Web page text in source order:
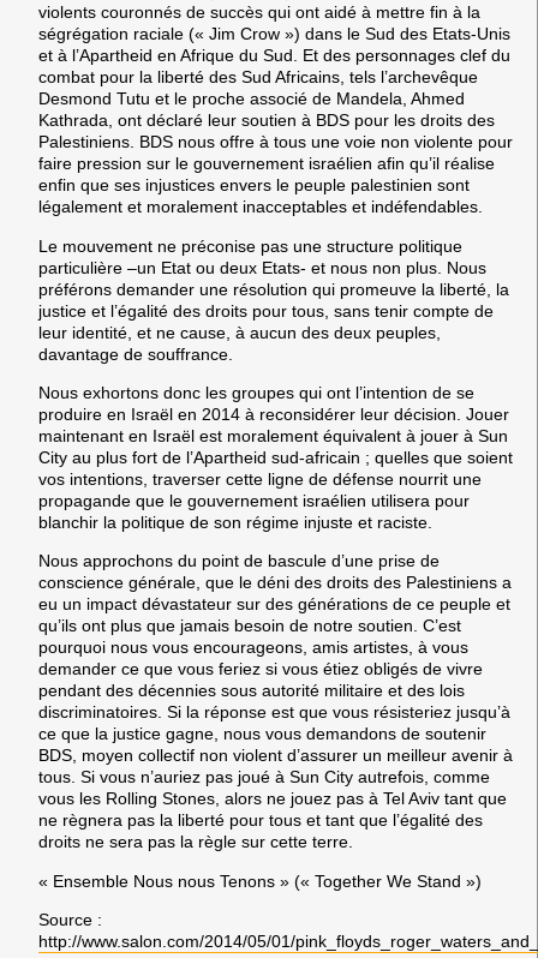
violents couronnés de succès qui ont aidé à mettre fin à la
ségrégation raciale (« Jim Crow ») dans le Sud des Etats-Unis
et à l’Apartheid en Afrique du Sud. Et des personnages clef du
combat pour la liberté des Sud Africains, tels l’archevêque
Desmond Tutu et le proche associé de Mandela, Ahmed
Kathrada, ont déclaré leur soutien à BDS pour les droits des
Palestiniens. BDS nous offre à tous une voie non violente pour
faire pression sur le gouvernement israélien afin qu’il réalise
enfin que ses injustices envers le peuple palestinien sont
légalement et moralement inacceptables et indéfendables.
Le mouvement ne préconise pas une structure politique
particulière –un Etat ou deux Etats- et nous non plus. Nous
préférons demander une résolution qui promeuve la liberté, la
justice et l’égalité des droits pour tous, sans tenir compte de
leur identité, et ne cause, à aucun des deux peuples,
davantage de souffrance.
Nous exhortons donc les groupes qui ont l’intention de se
produire en Israël en 2014 à reconsidérer leur décision. Jouer
maintenant en Israël est moralement équivalent à jouer à Sun
City au plus fort de l’Apartheid sud-africain ; quelles que soient
vos intentions, traverser cette ligne de défense nourrit une
propagande que le gouvernement israélien utilisera pour
blanchir la politique de son régime injuste et raciste.
Nous approchons du point de bascule d’une prise de
conscience générale, que le déni des droits des Palestiniens a
eu un impact dévastateur sur des générations de ce peuple et
qu’ils ont plus que jamais besoin de notre soutien. C’est
pourquoi nous vous encourageons, amis artistes, à vous
demander ce que vous feriez si vous étiez obligés de vivre
pendant des décennies sous autorité militaire et des lois
discriminatoires. Si la réponse est que vous résisteriez jusqu’à
ce que la justice gagne, nous vous demandons de soutenir
BDS, moyen collectif non violent d’assurer un meilleur avenir à
tous. Si vous n’auriez pas joué à Sun City autrefois, comme
vous les Rolling Stones, alors ne jouez pas à Tel Aviv tant que
ne règnera pas la liberté pour tous et tant que l’égalité des
droits ne sera pas la règle sur cette terre.
« Ensemble Nous nous Tenons » (« Together We Stand »)
Source :
http://www.salon.com/2014/05/01/